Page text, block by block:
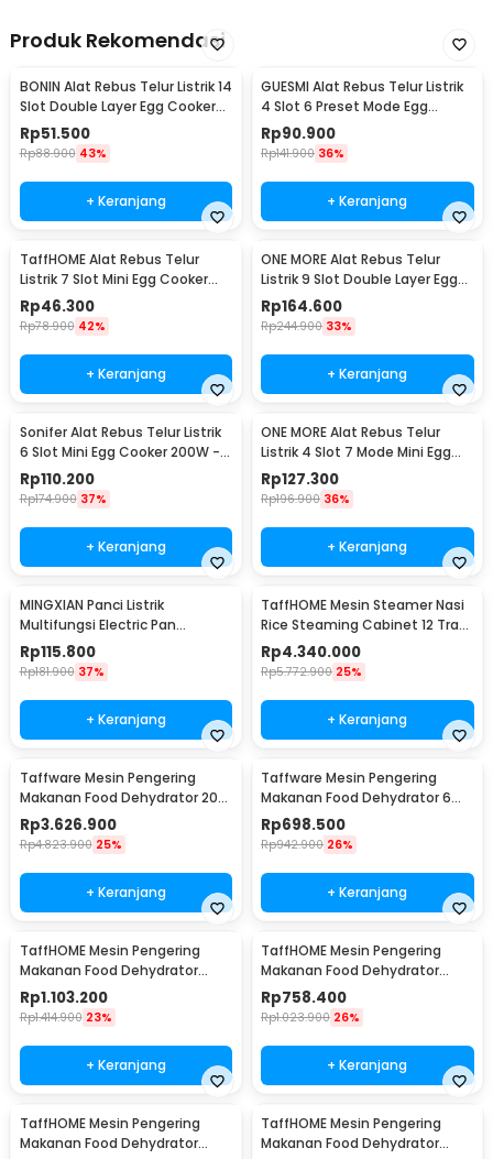
Produk Rekomendasi
BONIN Alat Rebus Telur Listrik 14
Slot Double Layer Egg Cooker
350W - ZY-30
Rp51.500
Rp88.900 43%
+ Keranjang
GUESMI Alat Rebus Telur Listrik
4 Slot 6 Preset Mode Egg
Cooker 200W - SJ-200
Rp90.900
Rp141.900 36%
+ Keranjang
TaffHOME Alat Rebus Telur
Listrik 7 Slot Mini Egg Cooker
350W - BN-10
Rp46.300
Rp78.900 42%
+ Keranjang
ONE MORE Alat Rebus Telur
Listrik 9 Slot Double Layer Egg
Cooker 300W - LG-803
Rp164.600
Rp244.900 33%
+ Keranjang
Sonifer Alat Rebus Telur Listrik
6 Slot Mini Egg Cooker 200W -
ED305
Rp110.200
Rp174.900 37%
+ Keranjang
ONE MORE Alat Rebus Telur
Listrik 4 Slot 7 Mode Mini Egg
Cooker 300W - LG-803
Rp127.300
Rp196.900 36%
+ Keranjang
MINGXIAN Panci Listrik
Multifungsi Electric Pan
NonStick 1.7L 400-800W - MX-
22
Rp115.800
Rp181.900 37%
+ Keranjang
TaffHOME Mesin Steamer Nasi
Rice Steaming Cabinet 12 Tray
180 People - SL-12
Rp4.340.000
Rp5.772.900 25%
+ Keranjang
Taffware Mesin Pengering
Makanan Food Dehydrator 20
Layer 220V 2300W - LT-39
Rp3.626.900
Rp4.823.900 25%
+ Keranjang
Taffware Mesin Pengering
Makanan Food Dehydrator 6
Layer 400W - LT50
Rp698.500
Rp942.900 26%
+ Keranjang
TaffHOME Mesin Pengering
Makanan Food Dehydrator
Touch Panel 12 Layer - LT55
Rp1.103.200
Rp1.414.900 23%
+ Keranjang
TaffHOME Mesin Pengering
Makanan Food Dehydrator
Touch Panel 6 Layer - LT55
Rp758.400
Rp1.023.900 26%
+ Keranjang
TaffHOME Mesin Pengering
Makanan Food Dehydrator
TaffHOME Mesin Pengering
Makanan Food Dehydrator